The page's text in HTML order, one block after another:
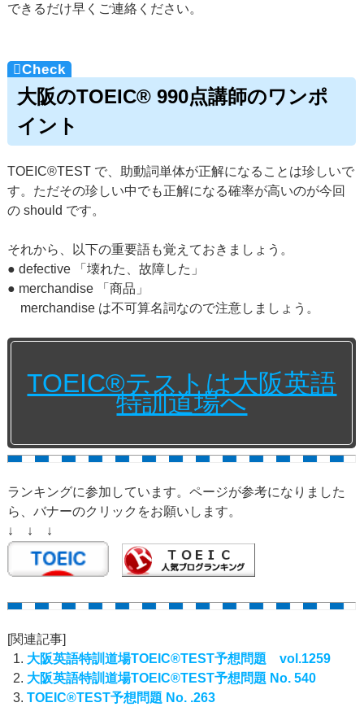
できるだけ早くご連絡ください。
大阪のTOEIC® 990点講師のワンポ
イント
TOEIC®TEST で、助動詞単体が正解になることは珍しいで
す。ただその珍しい中でも正解になる確率が高いのが今回
の should です。
それから、以下の重要語も覚えておきましょう。
● defective 「壊れた、故障した」
● merchandise 「商品」
merchandise は不可算名詞なので注意しましょう。
TOEIC®テストは大阪英語
特訓道場へ
ランキングに参加しています。ページが参考になりました
ら、バナーのクリックをお願いします。
↓ ↓ ↓
[関連記事]
大阪英語特訓道場TOEIC®TEST予想問題 vol.1259
大阪英語特訓道場TOEIC®TEST予想問題 No. 540
TOEIC®TEST予想問題 No. .263